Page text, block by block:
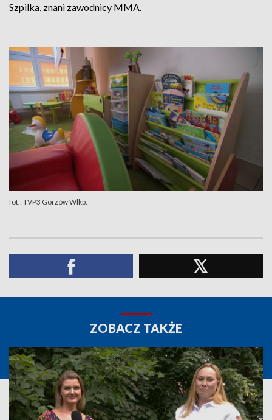
Szpilka, znani zawodnicy MMA.
fot.: TVP3 Gorzów Wlkp.
ZOBACZ TAKŻE